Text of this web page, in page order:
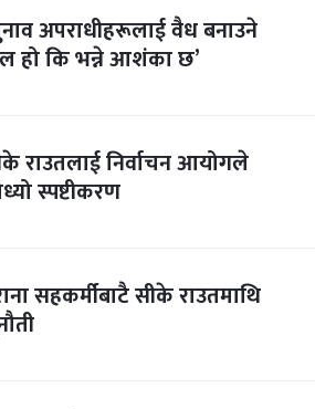
अपराधीहरूलाई वैध बनाउने
हो कि भन्ने आशंका छ’
राउतलाई निर्वाचन आयोगले
स्पष्टीकरण
सहकर्मीबाटै सीके राउतमाथि